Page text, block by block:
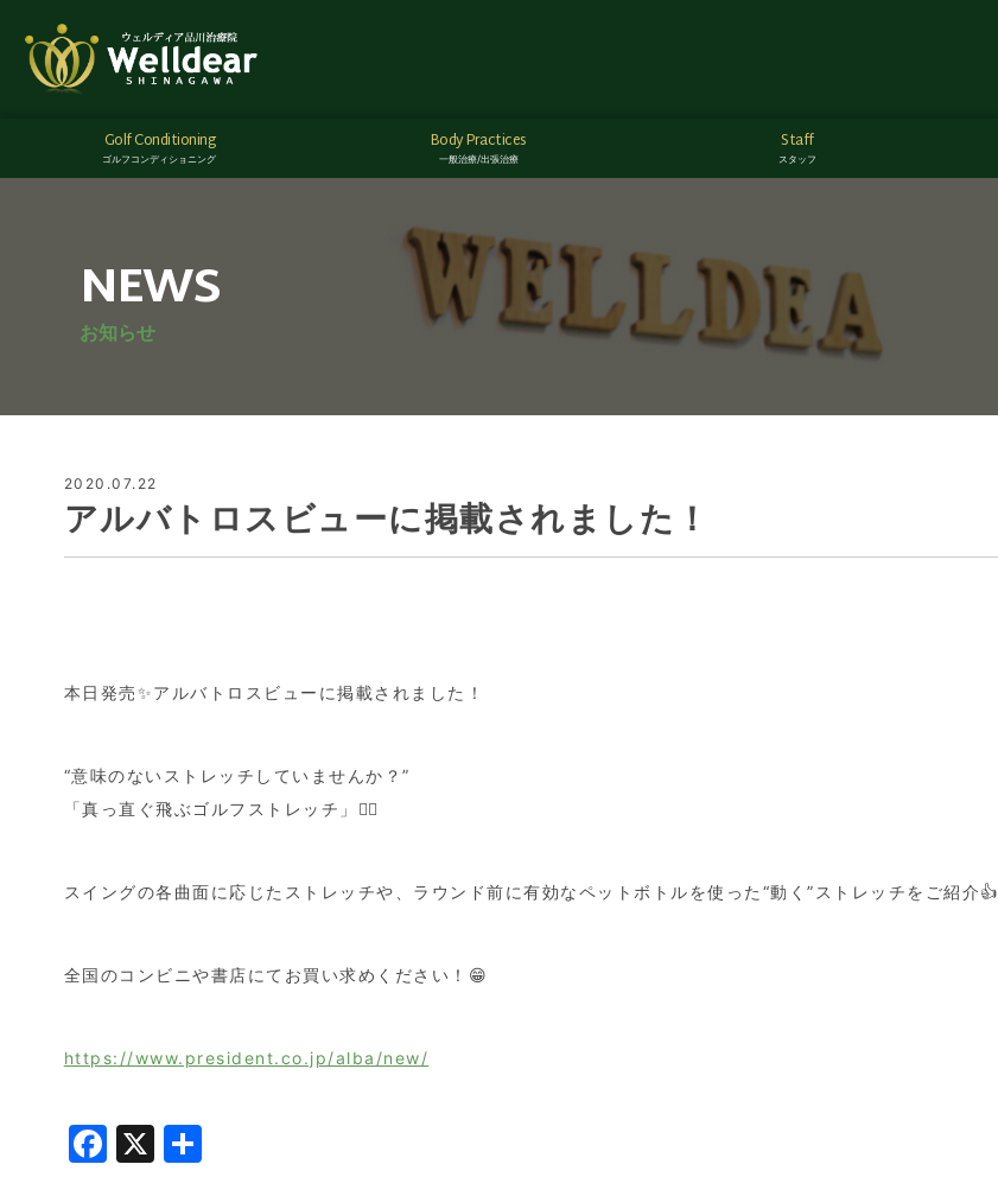
Golf Conditioning
ゴルフコンディショニング
Body Practices
一般治療/出張治療
Staff
スタッフ
NEWS
お知らせ
2020.07.22
アルバトロスビューに掲載されました！
本日発売✨アルバトロスビューに掲載されました！
“意味のないストレッチしていませんか？”
「真っ直ぐ飛ぶゴルフストレッチ」🏌️‍♂️
スイングの各曲面に応じたストレッチや、ラウンド前に有効なペットボトルを使った“動く”ストレッチをご紹介👍
全国のコンビニや書店にてお買い求めください！😁
https://www.president.co.jp/alba/new/
Facebook
X 共